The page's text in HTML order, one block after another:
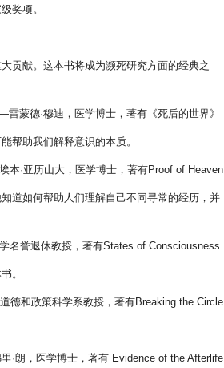
奖项。
贡献。这本书将成为濒死研究方面的经典之
蒙德·穆迪，医学博士，著有《死后的世界》
帮助我们解释意识的本质。
·亚历山大，医学博士，著有Proof of Heaven
道如何帮助人们理解自己不同寻常的经历，并
名誉退休教授，著有States of Consciousness
。
德和政策科学系教授，著有Breaking the Circle
·朗，医学博士，著有 Evidence of the Afterlife